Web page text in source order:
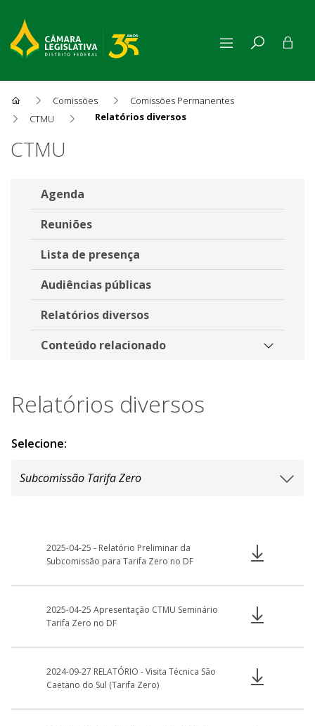
Comissões
Comissões Permanentes
CTMU
Relatórios diversos
Relatórios diversos
CTMU
Agenda
Reuniões
Lista de presença
Audiências públicas
Relatórios diversos
Conteúdo relacionado
Relatórios diversos
Selecione:
2025-04-25 - Relatório Preliminar da
Subcomissão para Tarifa Zero no DF
2025-04-25 Apresentação CTMU Seminário
Tarifa Zero no DF
2024-09-27 RELATÓRIO - Visita Técnica São
Caetano do Sul (Tarifa Zero)